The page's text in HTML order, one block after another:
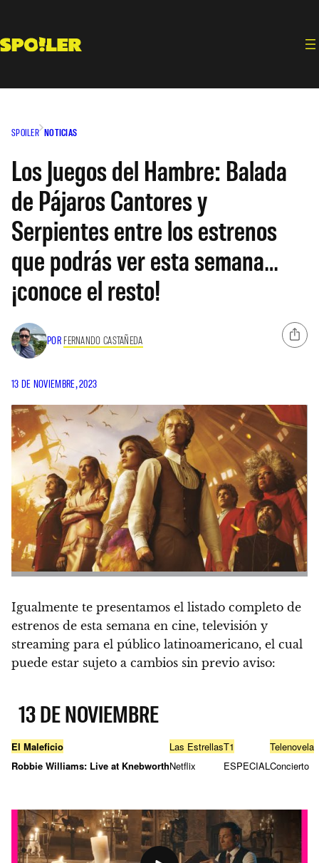
contenido
SPOILER NOTICIAS
Los Juegos del Hambre: Balada
de Pájaros Cantores y
Serpientes entre los estrenos
que podrás ver esta semana…
¡conoce el resto!
POR FERNANDO CASTAÑEDA
13 DE NOVIEMBRE, 2023
Igualmente te presentamos el listado completo de
estrenos de esta semana en cine, televisión y
streaming para el público latinoamericano, el cual
puede estar sujeto a cambios sin previo aviso:
13 DE NOVIEMBRE
El Maleficio Las EstrellasT1
Telenovela
Robbie Williams: Live at KnebworthNetflix ESPECIAL Concierto